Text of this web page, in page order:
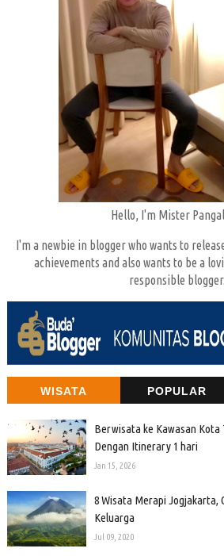
Hello, I'm Mister
I'm a newbie in blogger who wants to
achievements and also wants to be a
responsible blogger.
WISATA POPULAR
Berwisata ke Kawasan Kota
Dengan Itinerary 1 hari
Jan 15, 2026
8 Wisata Merapi Jogjakarta,
Keluarga
Jul 09, 2020